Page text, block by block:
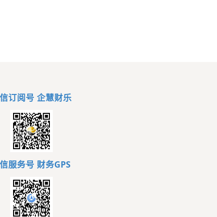
订阅号 企慧财乐
服务号 财务GPS